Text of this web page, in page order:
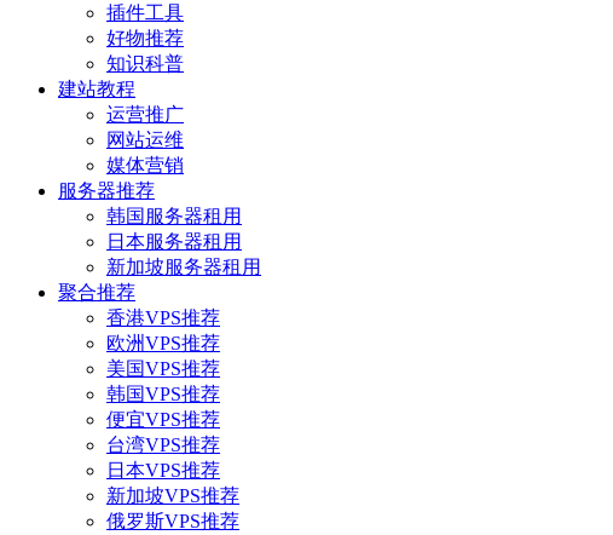
插件工具
好物推荐
知识科普
建站教程
运营推广
网站运维
媒体营销
服务器推荐
韩国服务器租用
日本服务器租用
新加坡服务器租用
聚合推荐
香港VPS推荐
欧洲VPS推荐
美国VPS推荐
韩国VPS推荐
便宜VPS推荐
台湾VPS推荐
日本VPS推荐
新加坡VPS推荐
俄罗斯VPS推荐